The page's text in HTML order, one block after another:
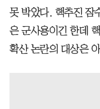
못 박았다. 핵추진 잠
은 군사용이긴 한데
확산 논란의 대상은